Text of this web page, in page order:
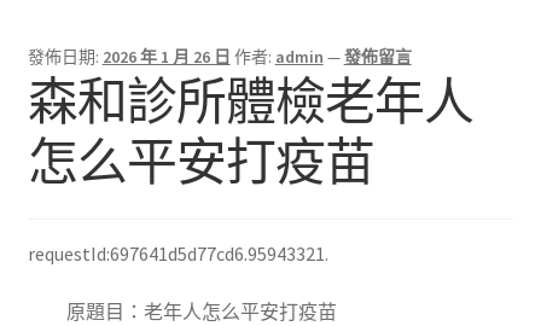
發佈日期: 2026 年 1 月 26 日 作者: admin —發佈留言
森和診所體檢老年人
怎么平安打疫苗
requestId:697641d5d77cd6.95943321.
原題目：老年人怎么平安打疫苗